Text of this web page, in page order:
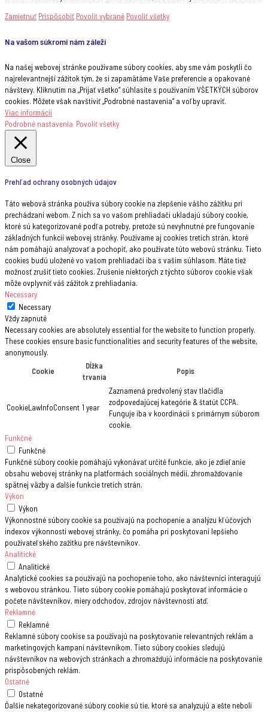
Zamietnuť Prispôsobiť Povolit vybrané Povoliť všetky
Na vašom súkromí nám záleží
Na našej webovej stránke používame súbory cookies, aby sme vám poskytli čo
najrelevantnejší zážitok tým, že si zapamätáme Vaše preferencie a opakované
návštevy. Kliknutím na „Prijať všetko“ súhlasíte s používaním VŠETKÝCH súborov
cookies. Môžete však navštíviť „Podrobné nastavenia“ a voľby upraviť.
Viac informácii
Podrobné nastavenia Povoliť všetky
Close
Prehľad ochrany osobných údajov
Táto webová stránka používa súbory cookie na zlepšenie vášho zážitku pri
prechádzaní webom. Z nich sa vo vašom prehliadači ukladajú súbory cookie,
ktoré sú kategorizované podľa potreby, pretože sú nevyhnutné pre fungovanie
základných funkcií webovej stránky. Používame aj cookies tretích strán, ktoré
nám pomáhajú analyzovať a pochopiť, ako používate túto webovú stránku. Tieto
cookies budú uložené vo vašom prehliadači iba s vaším súhlasom. Máte tiež
možnosť zrušiť tieto cookies. Zrušenie niektorých z týchto súborov cookie však
môže ovplyvniť váš zážitok z prehliadania.
Necessary
Necessary
Vždy zapnuté
Necessary cookies are absolutely essential for the website to function properly.
These cookies ensure basic functionalities and security features of the website,
anonymously.
Cookie
Dĺžka
trvania
Popis
CookieLawInfoConsent 1 year
Zaznamená predvolený stav tlačidla
zodpovedajúcej kategórie & štatút CCPA.
Funguje iba v koordinácii s primárnym súborom
cookie.
Funkčné
Funkčné
Funkčné súbory cookie pomáhajú vykonávať určité funkcie, ako je zdieľanie
obsahu webovej stránky na platformách sociálnych médií, zhromažďovanie
spätnej väzby a ďalšie funkcie tretích strán.
Výkon
Výkon
Výkonnostné súbory cookie sa používajú na pochopenie a analýzu kľúčových
indexov výkonnosti webovej stránky, čo pomáha pri poskytovaní lepšieho
používateľského zažitku pre návštevníkov.
Analitické
Analitické
Analytické cookies sa používajú na pochopenie toho, ako návštevníci interagujú
s webovou stránkou. Tieto súbory cookie pomáhajú poskytovať informácie o
počete návštevníkov, miery odchodov, zdrojov návštevnosti atď.
Reklamné
Reklamné
Reklamné súbory cookise sa používajú na poskytovanie relevantných reklám a
marketingových kampaní návštevníkom. Tieto súbory cookies sledujú
návštevníkov na webových stránkach a zhromažďujú informácie na poskytovanie
prispôsobených reklám.
Ostatné
Ostatné
Ďalšie nekategorizované súbory cookie sú tie, ktoré sa analyzujú a ešte neboli